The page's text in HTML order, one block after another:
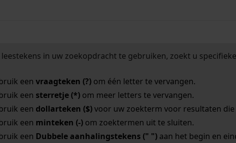
in uw zoekopdracht te gebruiken, zoekt u
een vraagteken (?)om één letter te vervangen.
een sterretje (*)om meer letters te vervangen.
een dollarteken ($)voor uw zoekterm voor resultaten die
een minteken (-)om zoektermen uit te sluiten.
een Dubbele aanhalingstekens (" ")aan het begin en